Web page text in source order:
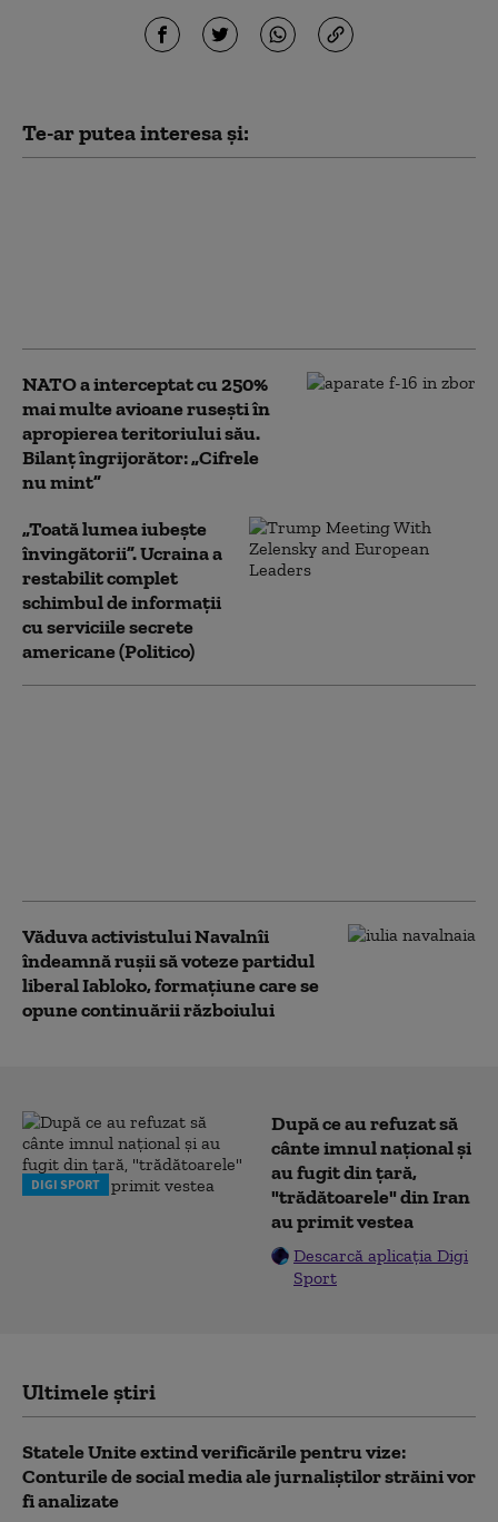
Te-ar putea interesa și:
NATO a interceptat cu 250%
mai multe avioane rusești în
apropierea teritoriului său.
Bilanț îngrijorător: „Cifrele
nu mint”
„Toată lumea iubește
învingătorii”. Ucraina a
restabilit complet
schimbul de informații
cu serviciile secrete
americane (Politico)
Văduva activistului Navalnîi
îndeamnă ruşii să voteze partidul
liberal Iabloko, formațiune care se
opune continuării războiului
DIGI SPORT
După ce au refuzat să
cânte imnul naţional şi
au fugit din ţară,
"trădătoarele" din Iran
au primit vestea
Descarcă aplicația Digi
Sport
Ultimele știri
Statele Unite extind verificările pentru vize:
Conturile de social media ale jurnaliștilor străini vor
fi analizate